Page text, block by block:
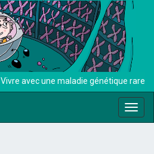
Vivre avec une maladie génétique rare